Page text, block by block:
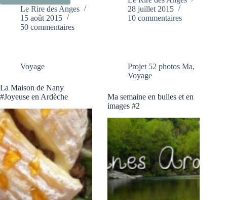
REVOIR
WONDERFULL
Le Rire des Anges
15 août 2015
50 commentaires
SE
PRÉPARE…
28 juillet 2015
10 commentaires
Voyage
La Maison de Nany
#Joyeuse en Ardèche
Projet 52 photos Ma,
Voyage
Ma semaine en bulles et en
images #2